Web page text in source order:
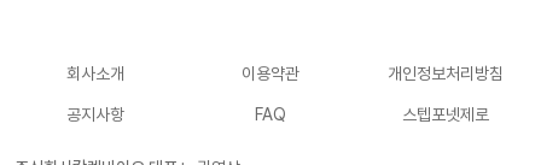
회사소개 이용약관 개인정보처리방침
공지사항 FAQ 스텝포넷제로